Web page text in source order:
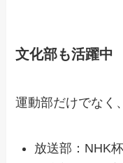
文化部も活躍中
運動部だけでなく
放送部：NHK